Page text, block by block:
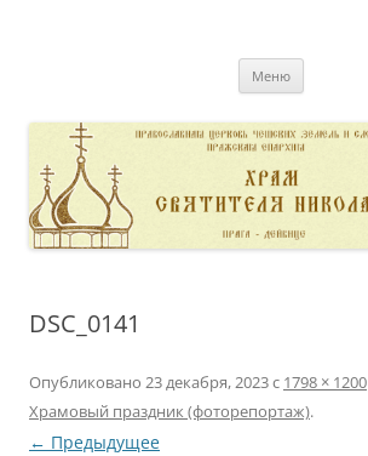
Меню
DSC_0141
Опубликовано 23 декабря, 2023с 1798 × 1200
Храмовый праздник (фоторепортаж).
← Предыдущее